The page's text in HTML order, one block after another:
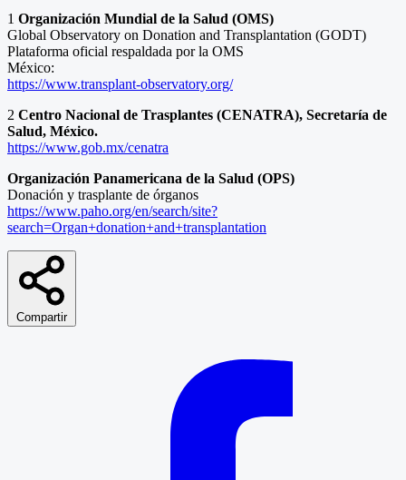
1 Organización Mundial de la Salud (OMS)
Global Observatory on Donation and Transplantation (GODT)
Plataforma oficial respaldada por la OMS
México:
https://www.transplant-observatory.org/
2 Centro Nacional de Trasplantes (CENATRA), Secretaría de
Salud, México.
https://www.gob.mx/cenatra
Organización Panamericana de la Salud (OPS)
Donación y trasplante de órganos
https://www.paho.org/en/search/site?
search=Organ+donation+and+transplantation
Compartir